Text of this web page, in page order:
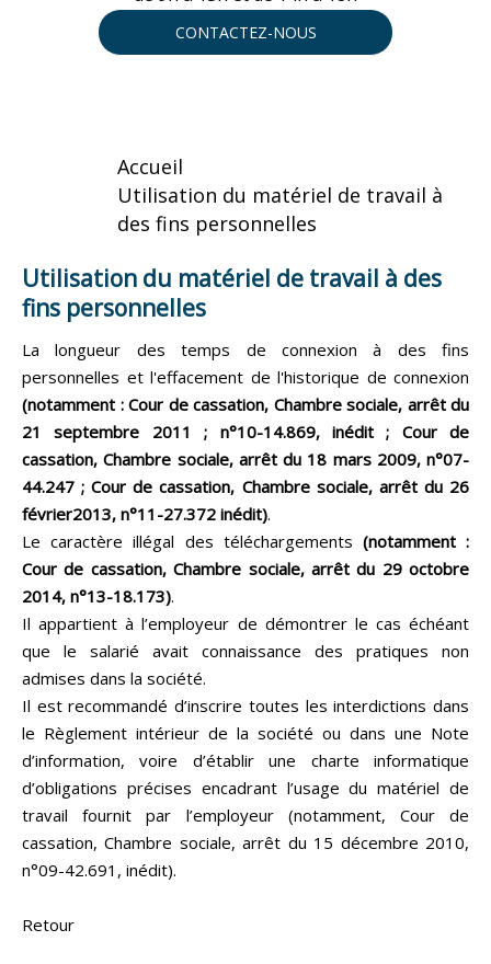
CONTACTEZ-NOUS
Accueil
Utilisation du matériel de travail à
des fins personnelles
Utilisation du matériel de travail à des
fins personnelles
La longueur des temps de connexion à des fins
personnelles et l'effacement de l'historique de connexion
(notamment : Cour de cassation, Chambre sociale, arrêt du
21 septembre 2011 ; n°10-14.869, inédit ; Cour de
cassation, Chambre sociale, arrêt du 18 mars 2009, n°07-
44.247 ; Cour de cassation, Chambre sociale, arrêt du 26
février2013, n°11-27.372 inédit).
Le caractère illégal des téléchargements (notamment :
Cour de cassation, Chambre sociale, arrêt du 29 octobre
2014, n°13-18.173).
Il appartient à l’employeur de démontrer le cas échéant
que le salarié avait connaissance des pratiques non
admises dans la société.
Il est recommandé d’inscrire toutes les interdictions dans
le Règlement intérieur de la société ou dans une Note
d’information, voire d’établir une charte informatique
d’obligations précises encadrant l’usage du matériel de
travail fournit par l’employeur (notamment, Cour de
cassation, Chambre sociale, arrêt du 15 décembre 2010,
n°09-42.691, inédit).
Retour